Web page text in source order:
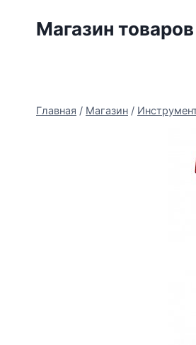
Магазин
Главная / Магазин /